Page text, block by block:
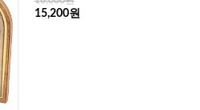
15,200원